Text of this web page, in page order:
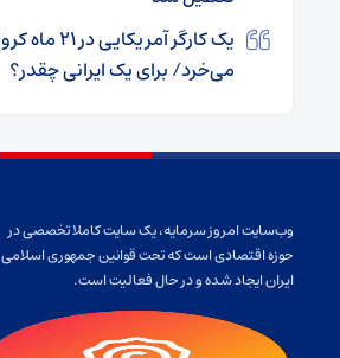
می‌خرد/ برای یک ایرانی چقدر؟
وب‌سایت امروز سرمایه، یک سایت کاملا تخصصی در
حوزه اقتصادی است که تحت قوانین جمهوری اسلامی
ایران ایجاد شده و در حال فعالیت است.